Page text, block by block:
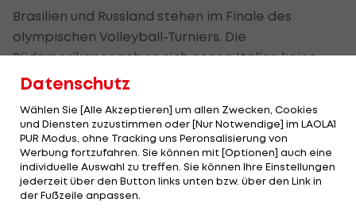
Brasilien und Russland stehen im Finale des
olympischen Volleyball-Turniers. Die
Südamerikaner geben sich gegen Italien keine
Blöße und gewinnen 3:0 (21,12,21). Damit haben die
Gold-Medaille nach 1992 und 2004. Außerdem ins
Endspiel schaffen es die im Durchschnitt 2,02 m
großen Russen, die Bulgarien mit 3:1 (21,15,-23,23)
ausschalten. Volleyball-Star Maxim Michailow von
Zenit Kasan notiert dabei 25 Punkte.
Datenschutz
Wählen Sie [Alle Akzeptieren] um allen Zwecken, Cookies
und Diensten zuzustimmen oder [Nur Notwendige] im LAOLA1
PUR Modus, ohne Tracking uns Peronsalisierung von
Werbung fortzufahren. Sie können mit [Optionen] auch eine
individuelle Auswahl zu treffen. Sie können Ihre Einstellungen
jederzeit über den Button links unten bzw. über den Link in
der Fußzeile anpassen.